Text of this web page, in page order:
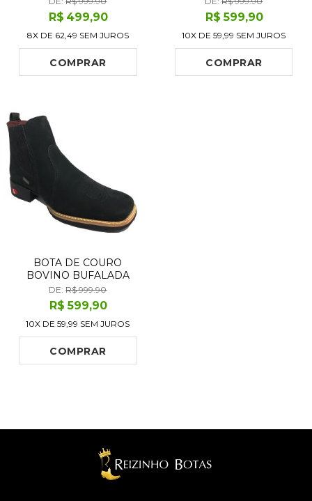
BICO QUADRADO,
SOLADO FLEX COMFORT
R$ 499,90
8X DE 62,49 SEM JUROS
COMPRAR
BICO QUADRADO,
SOLADO FLEX COMFORT
R$ 599,90
10X DE59,99 SEM JUROS
COMPRAR
BOTA DE COURO
BOVINO BUFALADA
PRETA - CANO CURTO,
BICO QUADRADO, ​
SOLADO FLEX COMFORT
DE:R$ 999.90
R$ 599,90
10X DE59,99 SEM JUROS
COMPRAR